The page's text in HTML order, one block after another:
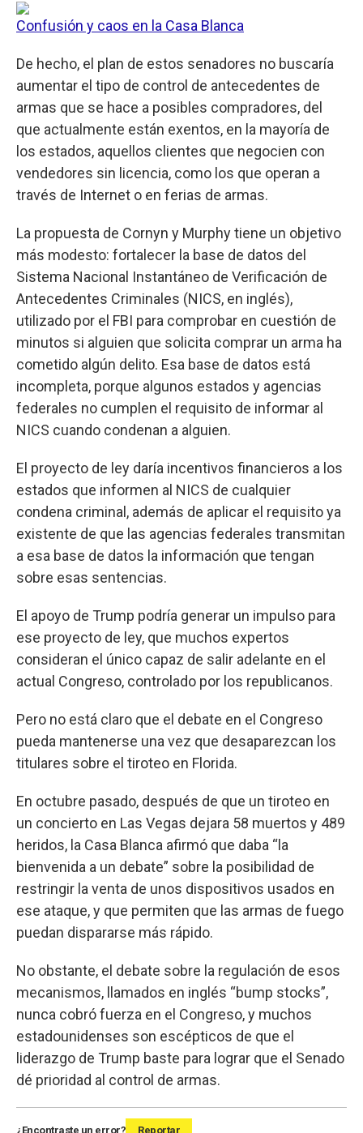
Confusión y caos en la Casa Blanca
De hecho, el plan de estos senadores no buscaría
aumentar el tipo de control de antecedentes de
armas que se hace a posibles compradores, del
que actualmente están exentos, en la mayoría de
los estados, aquellos clientes que negocien con
vendedores sin licencia, como los que operan a
través de Internet o en ferias de armas.
La propuesta de Cornyn y Murphy tiene un objetivo
más modesto: fortalecer la base de datos del
Sistema Nacional Instantáneo de Verificación de
Antecedentes Criminales (NICS, en inglés),
utilizado por el FBI para comprobar en cuestión de
minutos si alguien que solicita comprar un arma ha
cometido algún delito. Esa base de datos está
incompleta, porque algunos estados y agencias
federales no cumplen el requisito de informar al
NICS cuando condenan a alguien.
El proyecto de ley daría incentivos financieros a los
estados que informen al NICS de cualquier
condena criminal, además de aplicar el requisito ya
existente de que las agencias federales transmitan
a esa base de datos la información que tengan
sobre esas sentencias.
El apoyo de Trump podría generar un impulso para
ese proyecto de ley, que muchos expertos
consideran el único capaz de salir adelante en el
actual Congreso, controlado por los republicanos.
Pero no está claro que el debate en el Congreso
pueda mantenerse una vez que desaparezcan los
titulares sobre el tiroteo en Florida.
En octubre pasado, después de que un tiroteo en
un concierto en Las Vegas dejara 58 muertos y 489
heridos, la Casa Blanca afirmó que daba “la
bienvenida a un debate” sobre la posibilidad de
restringir la venta de unos dispositivos usados en
ese ataque, y que permiten que las armas de fuego
puedan dispararse más rápido.
No obstante, el debate sobre la regulación de esos
mecanismos, llamados en inglés “bump stocks”,
nunca cobró fuerza en el Congreso, y muchos
estadounidenses son escépticos de que el
liderazgo de Trump baste para lograr que el Senado
dé prioridad al control de armas.
¿Encontraste un error? Reportar